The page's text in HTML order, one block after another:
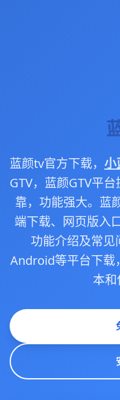
蓝颜tv官方下载， 小
GTV，蓝颜GTV平
靠，功能强大。蓝
端下载、网页版入
功能介绍及常见
Android等平台下载
本和